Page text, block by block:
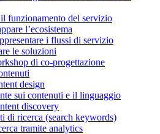
funzionamento del servizio
l’ecosistema
i flussi di servizio
le soluzioni
di co-progettazione
design
sui contenuti e il linguaggio
discovery
di ricerca (search keywords)
tramite analytics